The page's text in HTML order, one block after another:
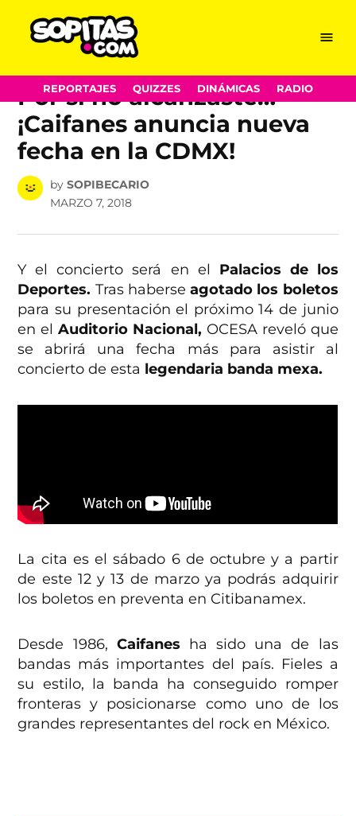
content
Menu
REPORTAJES QUIZZES DINÁMICAS RADIO
IN
Por si no alcanzaste…
¡Caifanes anuncia nueva
fecha en la CDMX!
by SOPIBECARIO
MARZO 7, 2018
Y el concierto será en el Palacios de los
Deportes. Tras haberseagotado los boletos
para su presentación el próximo 14 de junio
en elAuditorio Nacional, OCESA reveló que
se abrirá una fecha más para asistir al
concierto de esta legendaria banda mexa.
La cita es el sábado 6 de octubre y a partir
de este 12 y 13 de marzo ya podrás adquirir
los boletos en preventa en Citibanamex.
Desde 1986, Caifanes ha sido una de las
bandas más importantes del país. Fieles a
su estilo, la banda ha conseguido romper
fronteras y posicionarse como uno de los
grandes representantes del rock en México.